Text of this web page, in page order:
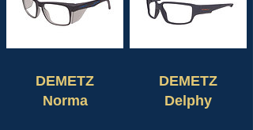
DEMETZ
Norma
DEMETZ
Delphy